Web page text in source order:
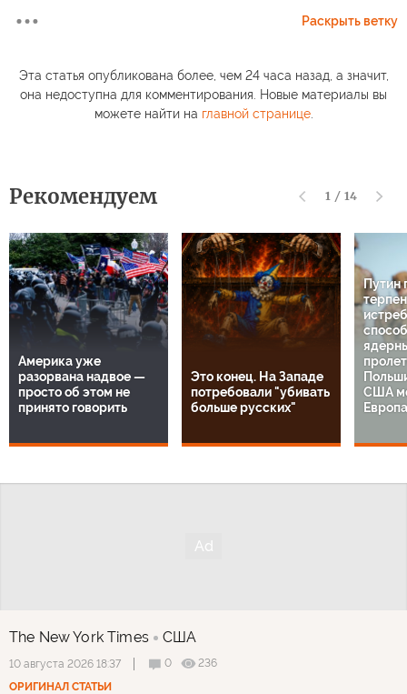
Раскрыть ветку
Эта статья опубликована более, чем 24 часа назад, а значит,
она недоступна для комментирования. Новые материалы вы
можете найти на главной странице.
Рекомендуем 1 / 14
Америка уже
разорвана надвое —
просто об этом не
принято говорить
Это конец. На Западе
потребовали "убивать
больше русских"
Путин
США
The New York Times США
10 августа 2026 18:37 0
236
ОРИГИНАЛ СТАТЬИ